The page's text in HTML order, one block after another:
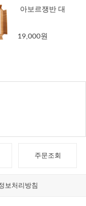
아보르쟁반 대
19,000원
주문조회
보처리방침